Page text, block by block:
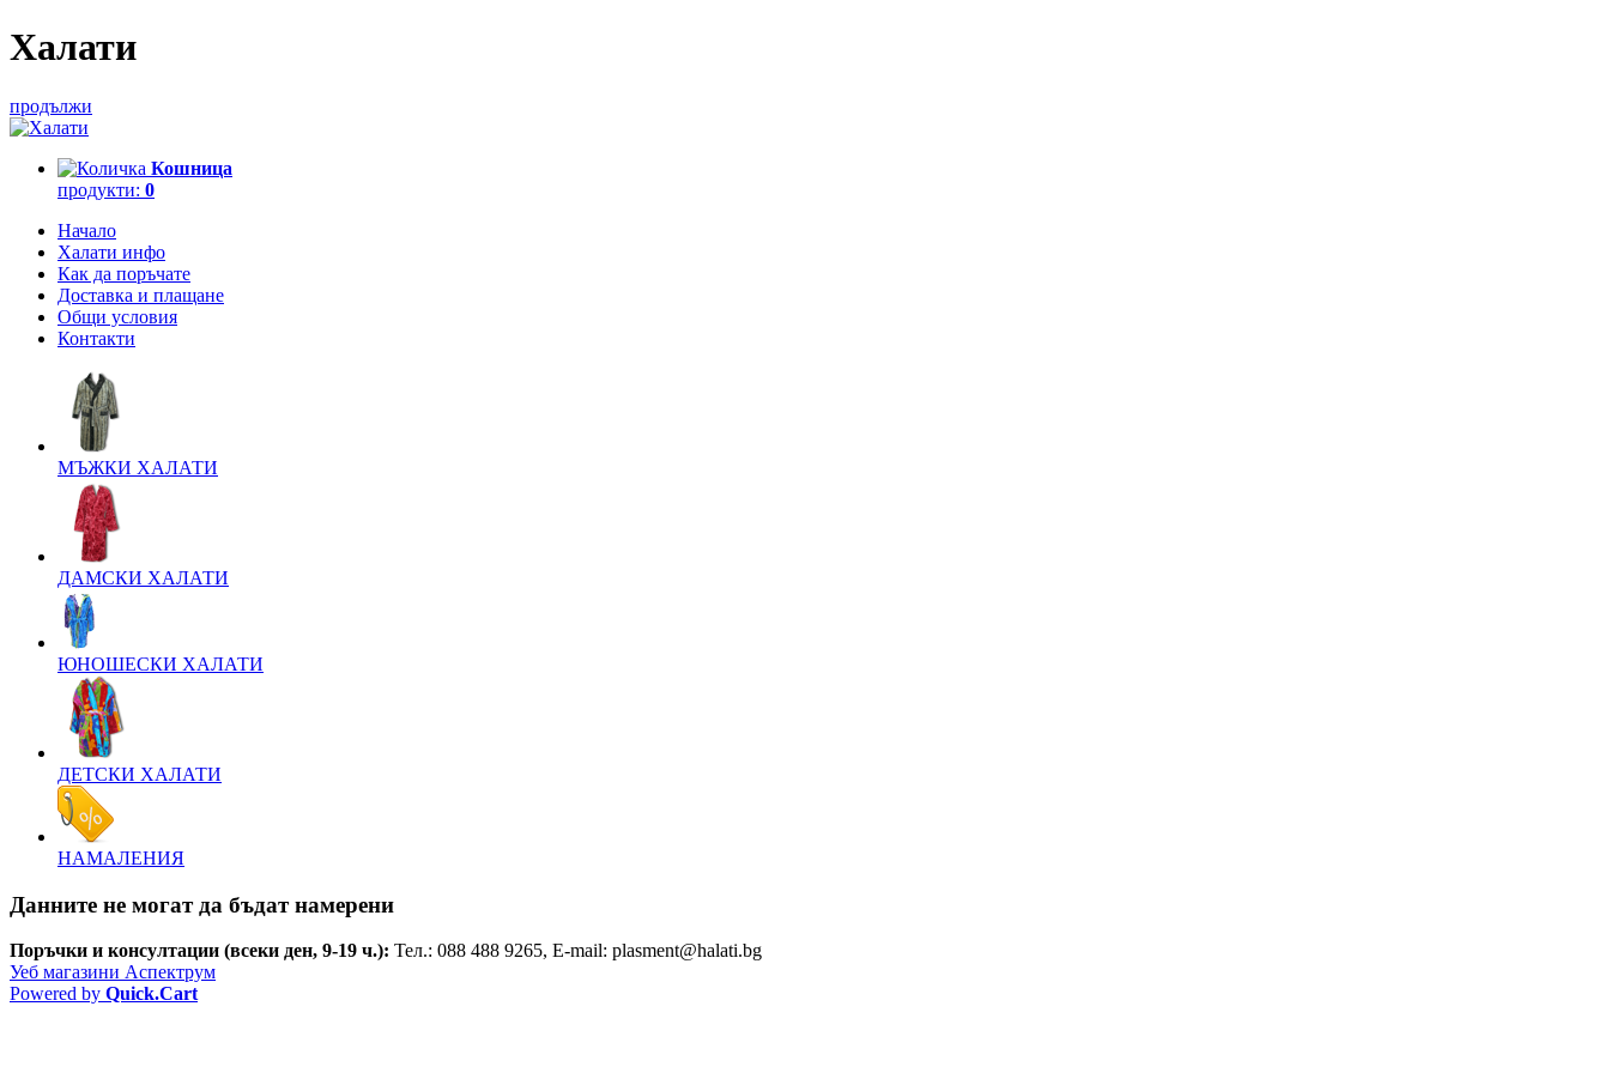
Халати
продължи
Кошница
продукти: 0
Начало
Халати инфо
Как да поръчате
Доставка и плащане
Общи условия
Контакти
МЪЖКИ ХАЛАТИ
ДАМСКИ ХАЛАТИ
ЮНОШЕСКИ ХАЛАТИ
ДЕТСКИ ХАЛАТИ
НАМАЛЕНИЯ
Данните не могат да бъдат намерени
Поръчки и консултации (всеки ден, 9-19 ч.): Тел.: 088 488 9265, E-mail: plasment@halati.bg
Уеб магазини Аспектрум
Powered by Quick.Cart